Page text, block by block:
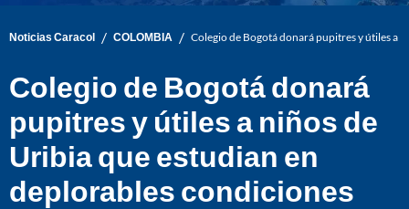
Noticias Caracol / COLOMBIA / Colegio de Bogotá donará pupitres y útiles a
Colegio de Bogotá donará
pupitres y útiles a niños de
Uribia que estudian en
deplorables condiciones